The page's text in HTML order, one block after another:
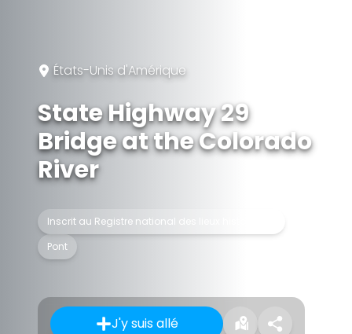
États-Unis d'Amérique
State Highway 29
Bridge at the Colorado
River
Inscrit au Registre national des lieux historiques
Pont
J'y suis allé